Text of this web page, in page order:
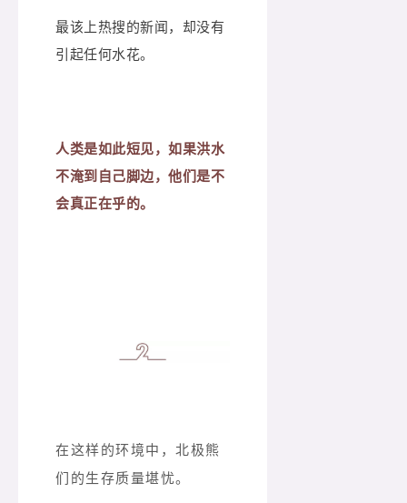
最该上热搜的新闻，却没有
引起任何水花。
人类是如此短见，如果洪水
不淹到自己脚边，他们是不
会真正在乎的。
在这样的环境中，北极熊
们的生存质量堪忧。